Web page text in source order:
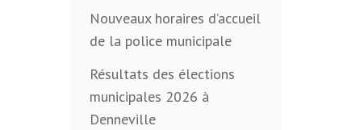
Nouveaux horaires d’accueil
de la police municipale
Résultats des élections
municipales 2026 à
Denneville